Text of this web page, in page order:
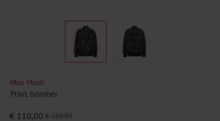
Mos Mosh
Print bomber
€ 219,99
€ 110,00